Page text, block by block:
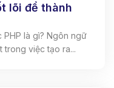
lõi để thành
PHP là gì? Ngôn ngữ
trong việc tạo ra...